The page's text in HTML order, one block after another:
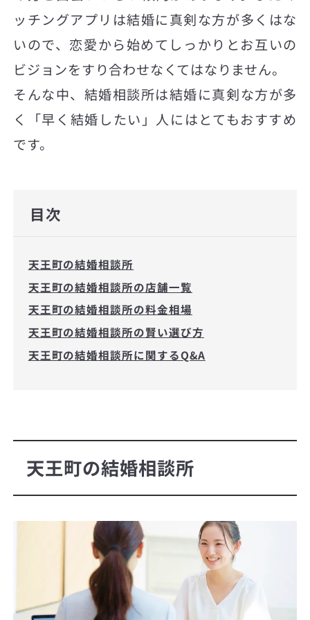
ッチングアプリは結婚に真剣な方が多くはな
いので、恋愛から始めてしっかりとお互いの
ビジョンをすり合わせなくてはなりません。
そんな中、結婚相談所は結婚に真剣な方が多
く「早く結婚したい」人にはとてもおすすめ
です。
目次
天王町の結婚相談所
天王町の結婚相談所の店舗一覧
天王町の結婚相談所の料金相場
天王町の結婚相談所の賢い選び方
天王町の結婚相談所に関するQ&A
天王町の結婚相談所